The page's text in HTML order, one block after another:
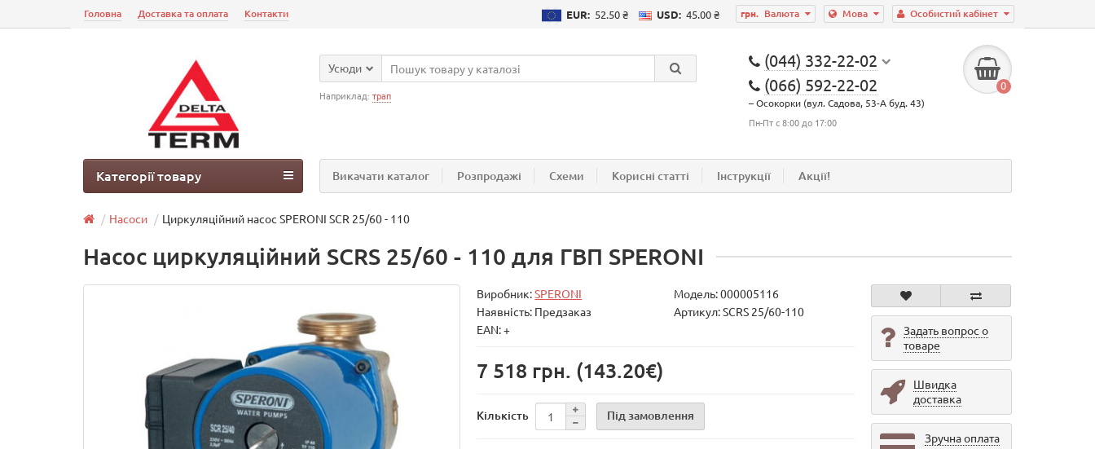
Особистий кабінет
Мова
грн. Валюта
EUR: 52.50 ₴ USD: 45.00 ₴
Головна Доставка та оплата Контакти
(044) 332-22-02
(066) 592-22-02
– Осокорки (вул. Садова, 53-А буд. 43)
Пн-Пт с 8:00 до 17:00
0
Усюди
Наприклад: трап
Викачати каталог Розпродажі Схеми Корисні статті Інструкції Акції!
Категорії товару
Насоси Циркуляційний насос SPERONI SCR 25/60 - 110
Насос циркуляційний SCRS 25/60 - 110 для ГВП SPERONI
Виробник:SPERONI Модель:000005116
Наявність: Предзаказ
Артикул: SCRS 25/60-110
EAN: +
7 518 грн. (143.20€)
Кількість Під замовлення
Задать вопрос о
товаре
Швидка
доставка
Зручна оплата